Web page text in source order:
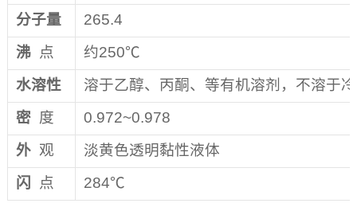
分子量
265.4
沸点
约250℃
水溶性
溶于乙醇、丙酮、等有机溶剂，不溶于
密度
0.972~0.978
外观
淡黄色透明黏性液体
闪
点 284℃